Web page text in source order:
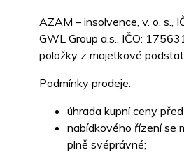
AZAM – insolvence, v. o.
GWL Group a.s., IČO:
položky z majetkové
Podmínky prodeje:
úhrada kupní ceny
nabídkového řízení se
plně svéprávné;